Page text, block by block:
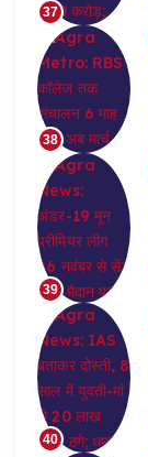
37
38
39
40